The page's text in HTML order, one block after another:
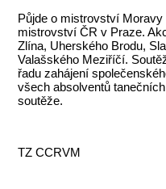
Půjde o mistrovství
mistrovství ČR v Praze.
Zlína, Uherského Brodu,
Valašského Meziříčí.
řadu zahájení
všech absolventů
soutěže.
TZ CCRVM